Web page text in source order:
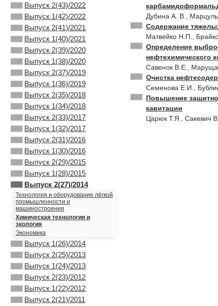
Выпуск 2(43)/2022
Выпуск 1(42)/2022
Выпуск 2(41)/2021
Выпуск 1(40)/2021
Выпуск 2(39)/2020
Выпуск 1(38)/2020
Выпуск 2(37)/2019
Выпуск 1(36)/2019
Выпуск 2(35)/2018
Выпуск 1(34)/2018
Выпуск 2(33)/2017
Выпуск 1(32)/2017
Выпуск 2(31)/2016
Выпуск 1(30)/2016
Выпуск 2(29)/2015
Выпуск 1(28)/2015
Выпуск 2(27)/2014
Технология и оборудование лёгкой
промышленности и
машиностроения
Химическая технология и
экология
Экономика
Выпуск 1(26)/2014
Выпуск 2(25)/2013
Выпуск 1(24)/2013
Выпуск 2(23)/2012
Выпуск 1(22)/2012
Выпуск 2(21)/2011
Дубина А. В.,
Содержание
Матвейко Н.П.,
Определение
нефтехимического
Савенок В.Е.,
Очистка
Семeнова Е.И.,
Повышение
кавитации
Царюк Т.Я., Сакевич